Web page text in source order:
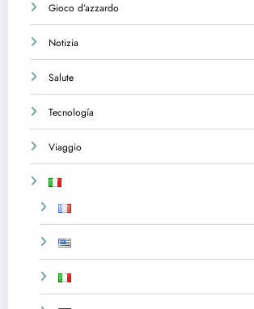
Gioco d’azzardo
Notizia
Salute
Tecnología
Viaggio